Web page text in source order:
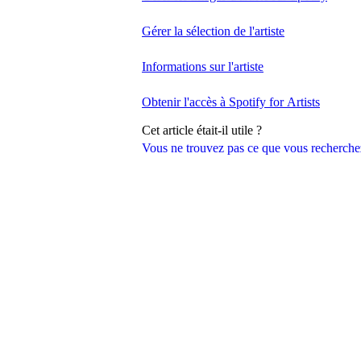
Vous ne trouvez pas ce que vous
Gérer la sélection de l'artiste
Informations sur l'artiste
Obtenir l'accès à Spotify for Artists
Cet article était-il utile ?